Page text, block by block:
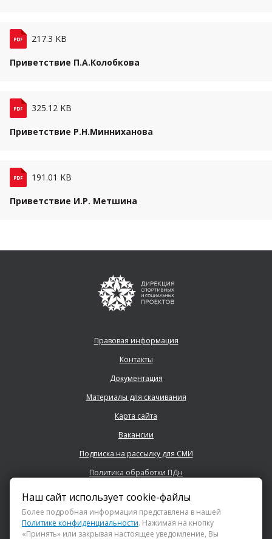
Файл: pdf. Размер файла:
217.3 KB
Приветствие П.А.Колобкова
Файл: pdf. Размер файла:
325.12 KB
Приветствие Р.Н.Минниханова
Файл: pdf. Размер файла:
191.01 KB
Приветствие И.Р. Метшина
Правовая информация
Контакты
Документация
Материалы для скачивания
Карта сайта
Вакансии
Подписка на рассылку для СМИ
Политика обработки ПДн
+7 (843) 222 0700
Наш сайт использует cookie-файлы
Более подробная информация представлена в нашей
Политике конфиденциальности. Нажимая на кнопку
«Принять» или закрывая настоящее уведомление, Вы